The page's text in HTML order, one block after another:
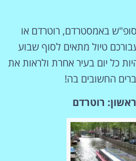
באמסטרדם, רוטרדם או
טיול מתאים לסוף שבוע
כל יום בעיר אחרת ולראות את
החשובים בה!
רוטרדם